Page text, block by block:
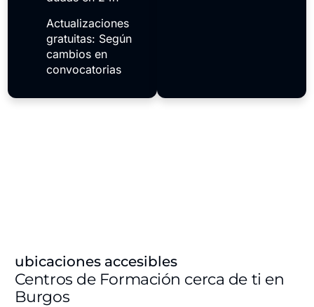
Actualizaciones
gratuitas: Según
cambios en
convocatorias
ubicaciones accesibles
Centros de Formación cerca de ti en
Burgos